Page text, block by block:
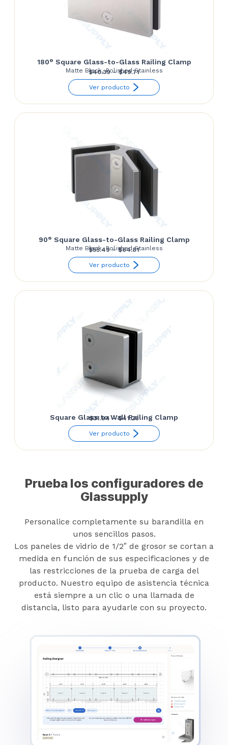
180° Square Glass-to-Glass Railing Clamp
Matte Black, Polished Stainless
$40.39 – $49.71Price
range:
through
Ver producto
90° Square Glass-to-Glass Railing Clamp
Matte Black, Polished Stainless
$55.49 – $64.81Price
range:
through
Ver producto
Square Glass to Wall Railing Clamp
$31.94 – $41.26Price
range:
Ver producto
Prueba los configuradores de
Glassupply
Personalice completamente su barandilla en
unos sencillos pasos.
Los paneles de vidrio de 1/2″ de grosor se cortan a
medida en función de sus especificaciones y de
las restricciones de la prueba de carga del
producto. Nuestro equipo de asistencia técnica
está siempre a un clic o una llamada de
distancia, listo para ayudarle con su proyecto.